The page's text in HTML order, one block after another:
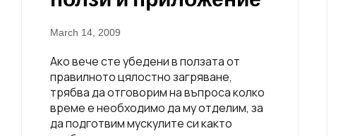
March 14, 2009
Ако вече сте убедени в ползата от
правилното цялостно загряване,
трябва да отговорим на въпроса колко
време е необходимо да му отделим, за
да подготвим мускулите си както